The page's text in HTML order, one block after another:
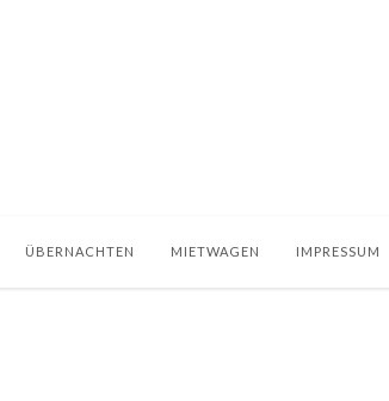
ÜBERNACHTEN MIETWAGEN IMPRESSUM